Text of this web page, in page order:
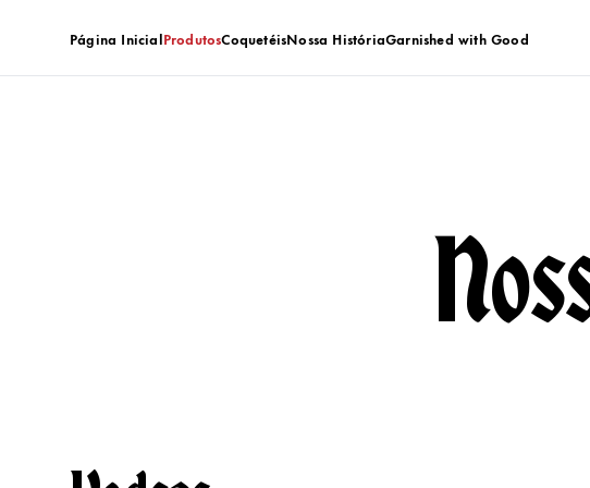
Página InicialProdutosCoquetéisNossa HistóriaGarnished with Good